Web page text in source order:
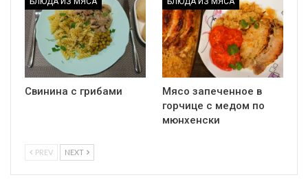
Свинина с грибами
Мясо запеченное в
горчице с медом по
мюнхенски
PREV NEXT